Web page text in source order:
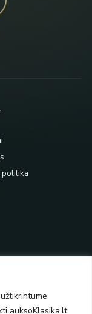
auksoKlasika.lt
politika